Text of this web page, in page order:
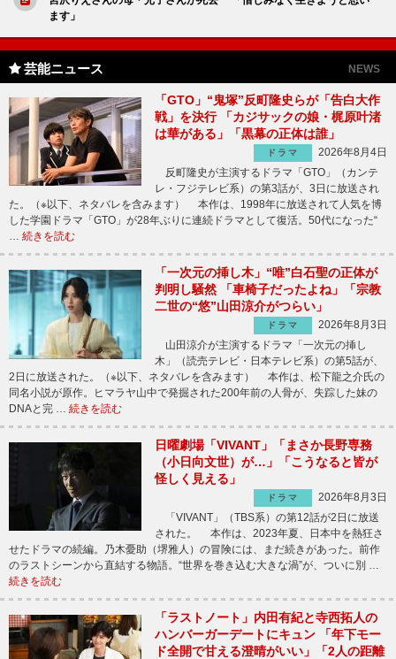
ます」
芸能ニュース NEWS
「GTO」“鬼塚”反町隆史らが「告白大作
戦」を決行 「カジサックの娘・梶原叶渚
は華がある」「黒幕の正体は誰」
ドラマ
2026年8月4日
反町隆史が主演するドラマ「GTO」（カンテ
レ・フジテレビ系）の第3話が、3日に放送され
た。（※以下、ネタバレを含みます） 本作は、1998年に放送されて人気を博
した学園ドラマ「GTO」が28年ぶりに連続ドラマとして復活。50代になった“
… 続きを読む
「一次元の挿し木」“唯”白石聖の正体が
判明し騒然 「車椅子だったよね」「宗教
二世の“悠”山田涼介がつらい」
ドラマ
2026年8月3日
山田涼介が主演するドラマ「一次元の挿し
木」（読売テレビ・日本テレビ系）の第5話が、
2日に放送された。（※以下、ネタバレを含みます） 本作は、松下龍之介氏の
同名小説が原作。ヒマラヤ山中で発掘された200年前の人骨が、失踪した妹の
DNAと完 … 続きを読む
日曜劇場「VIVANT」「まさか長野専務
（小日向文世）が…」「こうなると皆が
怪しく見える」
ドラマ
2026年8月3日
「VIVANT」（TBS系）の第12話が2日に放送
された。 本作は、2023年夏、日本中を熱狂さ
せたドラマの続編。乃木憂助（堺雅人）の冒険には、まだ続きがあった。前作
のラストシーンから直結する物語。“世界を巻き込む大きな渦”が、ついに別 …
続きを読む
「ラストノート」内田有紀と寺西拓人の
ハンバーガーデートにキュン 「年下モー
ド全開で甘える澄晴がいい」「2人の距離